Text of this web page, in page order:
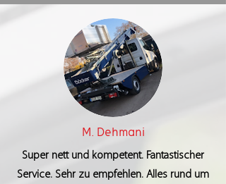
M. Dehmani
Super nett und kompetent. Fantastischer
Service. Sehr zu empfehlen. Alles rund um